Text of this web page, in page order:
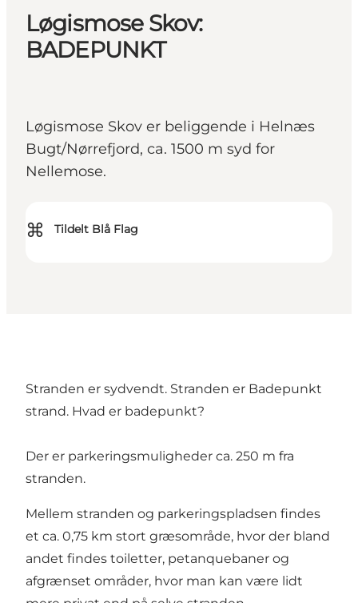
Løgismose Skov:
BADEPUNKT
Løgismose Skov er beliggende i Helnæs
Bugt/Nørrefjord, ca. 1500 m syd for
Nellemose.
⌘ Tildelt Blå Flag
Stranden er sydvendt. Stranden er Badepunkt
strand. Hvad er badepunkt?
Der er parkeringsmuligheder ca. 250 m fra
stranden.
Mellem stranden og parkeringspladsen findes
et ca. 0,75 km stort græsområde, hvor der bland
andet findes toiletter, petanquebaner og
afgrænset områder, hvor man kan være lidt